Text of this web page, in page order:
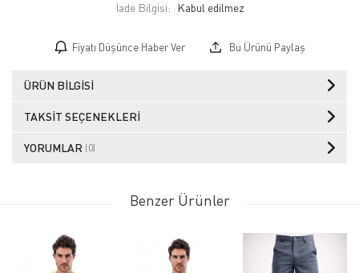
İade Bilgisi:
Fiyatı Düşünce Haber Ver Bu Ürünü Paylaş
ÜRÜN BILGISI
TAKSIT SEÇENEKLERI
YORUMLAR (0)
Benzer Ürünler